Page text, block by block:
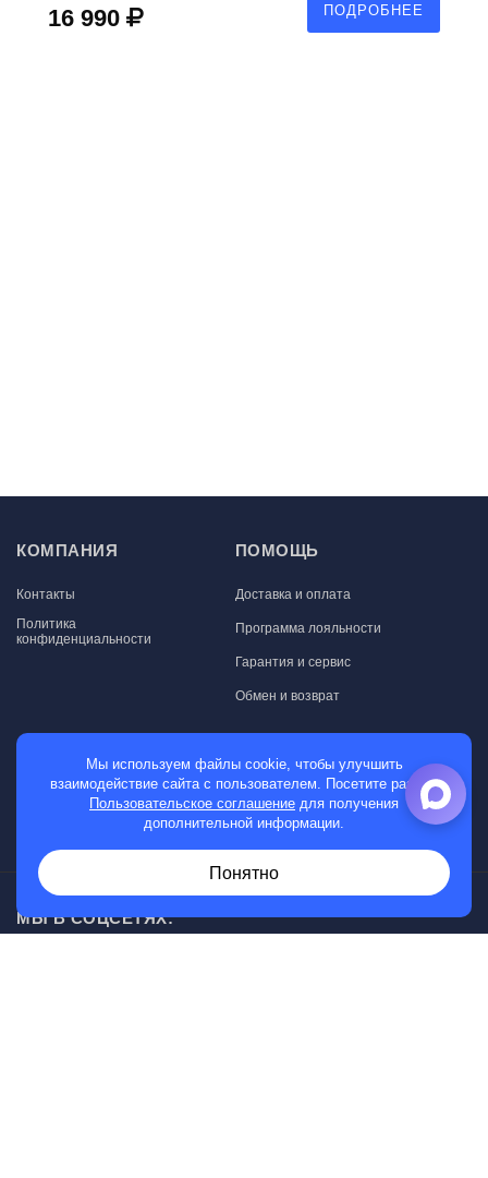
16 990 ПОДРОБНЕЕ
КОМПАНИЯ
Контакты
Политика
конфиденциальности
ПОМОЩЬ
Доставка и оплата
Программа лояльности
Гарантия и сервис
Обмен и возврат
МАГАЗИН
Мужские часы
МЫ В СОЦСЕТЯХ:
Мы используем файлы cookie, чтобы улучшить
взаимодействие сайта с пользователем. Посетите раздел
Пользовательское соглашение для получения
дополнительной информации.
Понятно